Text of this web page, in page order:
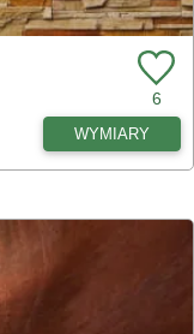
6
WYMIARY